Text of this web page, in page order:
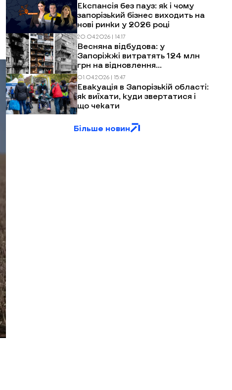
Експансія без пауз: як і чому
запорізький бізнес виходить на
нові ринки у 2026 році
20.04.2026 | 14:17
Весняна відбудова: у
Запоріжжі витратять 124 млн
грн на відновлення
багатоповерхівок після
обстрілів
01.04.2026 | 15:47
Евакуація в Запорізькій області:
як виїхати, куди звертатися і
що чекати
Більше новин